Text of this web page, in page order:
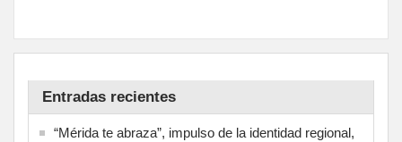
Entradas recientes
“Mérida te abraza”, impulso de la identidad regional,